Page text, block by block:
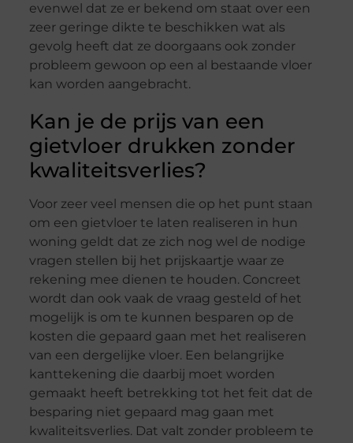
evenwel dat ze er bekend om staat over een
zeer geringe dikte te beschikken wat als
gevolg heeft dat ze doorgaans ook zonder
probleem gewoon op een al bestaande vloer
kan worden aangebracht.
Kan je de prijs van een
gietvloer drukken zonder
kwaliteitsverlies?
Voor zeer veel mensen die op het punt staan
om een gietvloer te laten realiseren in hun
woning geldt dat ze zich nog wel de nodige
vragen stellen bij het prijskaartje waar ze
rekening mee dienen te houden. Concreet
wordt dan ook vaak de vraag gesteld of het
mogelijk is om te kunnen besparen op de
kosten die gepaard gaan met het realiseren
van een dergelijke vloer. Een belangrijke
kanttekening die daarbij moet worden
gemaakt heeft betrekking tot het feit dat de
besparing niet gepaard mag gaan met
kwaliteitsverlies. Dat valt zonder probleem te